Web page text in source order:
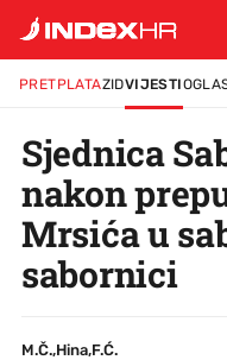
PRETPLATAZIDVIJESTI
Sjednica
nakon
Mrsića u
sabornici
M.Č.,Hina,F.Ć.